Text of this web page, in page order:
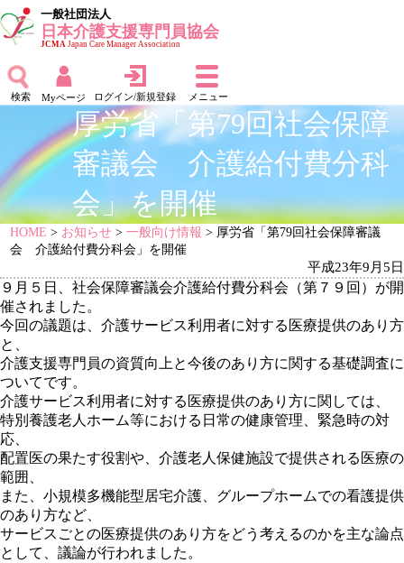
一般社団法人
日本介護支援専門員協会
JCMAJapan Care Manager Association
検索 Myページ ログイン/新規登録 メニュー
厚労省「第79回社会保障
審議会 介護給付費分科
会」を開催
HOME > お知らせ >一般向け情報 > 厚労省「第79回社会保障審議
会 介護給付費分科会」を開催
平成23年9月5日
９月５日、社会保障審議会介護給付費分科会（第７９回）が開
催されました。
今回の議題は、介護サービス利用者に対する医療提供のあり方
と、
介護支援専門員の資質向上と今後のあり方に関する基礎調査に
ついてです。
介護サービス利用者に対する医療提供のあり方に関しては、
特別養護老人ホーム等における日常の健康管理、緊急時の対
応、
配置医の果たす役割や、介護老人保健施設で提供される医療の
範囲、
また、小規模多機能型居宅介護、グループホームでの看護提供
のあり方など、
サービスごとの医療提供のあり方をどう考えるのかを主な論点
として、議論が行われました。